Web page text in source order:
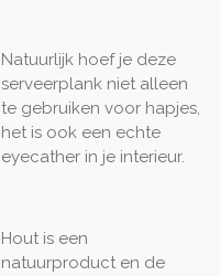
Natuurlijk hoef je deze
serveerplank niet alleen
te gebruiken voor hapjes,
het is ook een echte
eyecather in je interieur.
Hout is een
natuurproduct en de